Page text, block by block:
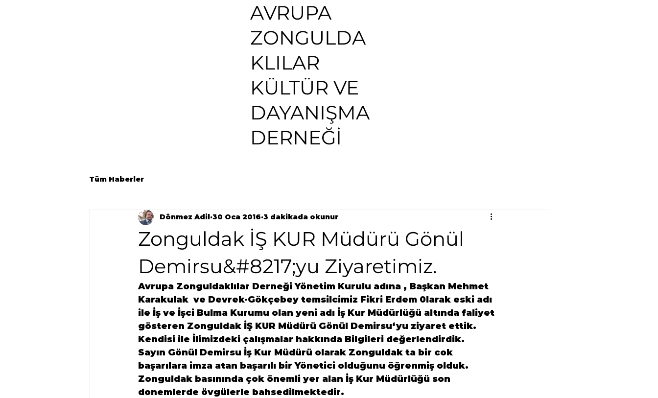
AVRUPA
ZONGULDA
KLILAR
KÜLTÜR VE
DAYANIŞMA
DERNEĞİ
Tüm Haberler
Zonguldak İŞ KUR Müdürü Gönül
Demirsu&#8217;yu Ziyaretimiz.
Dönmez Adil 30 Oca 2016 3 dakikada okunur
Avrupa Zonguldaklılar Derneği Yönetim Kurulu adına , Başkan Mehmet
Karakulak ve Devrek-Gökçebey temsilcimiz Fikri Erdem 0larak eski adı
ile İş ve İşci Bulma Kurumu olan yeni adı İş Kur Müdürlüğü altında faliyet
gösteren Zonguldak İŞ KUR Müdürü Gönül Demirsu‘yu ziyaret ettik.
Kendisi ile İlimizdeki çalışmalar hakkında Bilgileri değerlendirdik.
Sayın Gönül Demirsu İş Kur Müdürü olarak Zonguldak ta bir cok
başarılara imza atan başarılı bir Yönetici olduğunu öğrenmiş olduk.
Zonguldak basınında çok önemli yer alan İş Kur Müdürlüğü son
donemlerde övgülerle bahsedilmektedir.